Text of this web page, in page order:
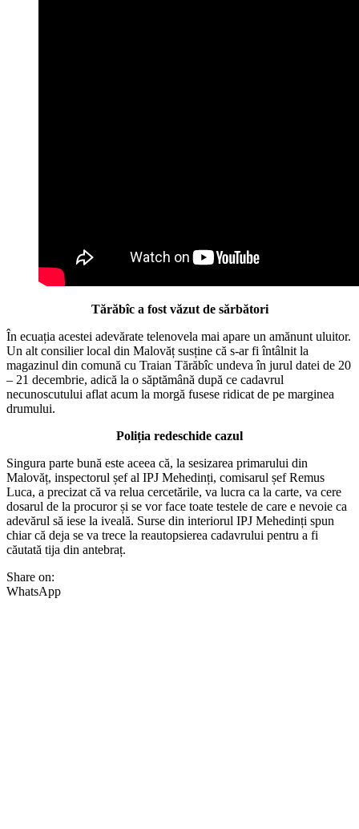
Tărăbîc a fost văzut de sărbători
În ecuația acestei adevărate telenovela mai apare un amănunt uluitor.
Un alt consilier local din Malovăț susține că s-ar fi întâlnit la
magazinul din comună cu Traian Tărăbîc undeva în jurul datei de 20
– 21 decembrie, adică la o săptămână după ce cadavrul
necunoscutului aflat acum la morgă fusese ridicat de pe marginea
drumului.
Poliția redeschide cazul
Singura parte bună este aceea că, la sesizarea primarului din
Malovăț, inspectorul șef al IPJ Mehedinți, comisarul șef Remus
Luca, a precizat că va relua cercetările, va lucra ca la carte, va cere
dosarul de la procuror și se vor face toate testele de care e nevoie ca
adevărul să iese la iveală. Surse din interiorul IPJ Mehedinți spun
chiar că deja se va trece la reautopsierea cadavrului pentru a fi
căutată tija din antebraț.
Share on:
WhatsApp